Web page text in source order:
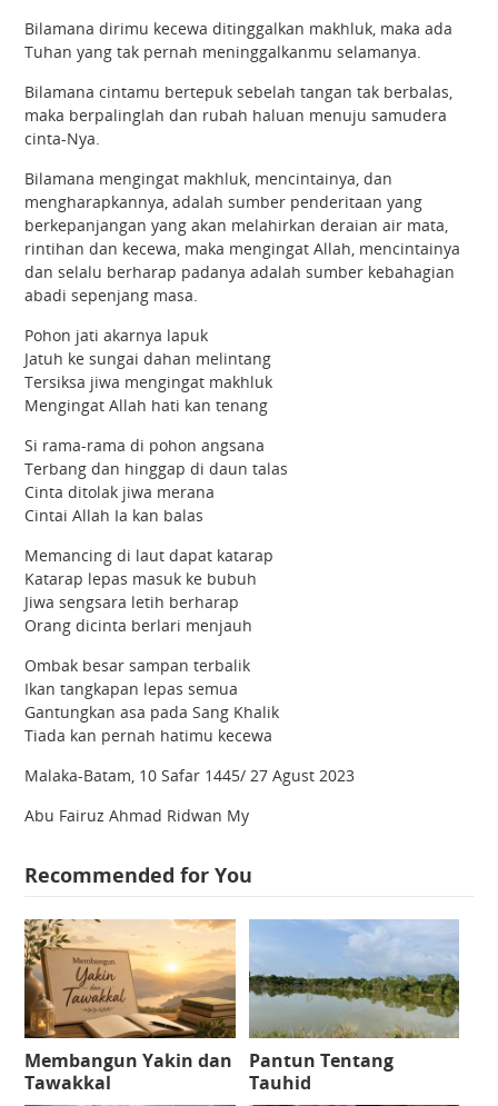
Bilamana dirimu kecewa ditinggalkan makhluk, maka ada
Tuhan yang tak pernah meninggalkanmu selamanya.
Bilamana cintamu bertepuk sebelah tangan tak berbalas,
maka berpalinglah dan rubah haluan menuju samudera
cinta-Nya.
Bilamana mengingat makhluk, mencintainya, dan
mengharapkannya, adalah sumber penderitaan yang
berkepanjangan yang akan melahirkan deraian air mata,
rintihan dan kecewa, maka mengingat Allah, mencintainya
dan selalu berharap padanya adalah sumber kebahagian
abadi sepenjang masa.
Pohon jati akarnya lapuk
Jatuh ke sungai dahan melintang
Tersiksa jiwa mengingat makhluk
Mengingat Allah hati kan tenang
Si rama-rama di pohon angsana
Terbang dan hinggap di daun talas
Cinta ditolak jiwa merana
Cintai Allah Ia kan balas
Memancing di laut dapat katarap
Katarap lepas masuk ke bubuh
Jiwa sengsara letih berharap
Orang dicinta berlari menjauh
Ombak besar sampan terbalik
Ikan tangkapan lepas semua
Gantungkan asa pada Sang Khalik
Tiada kan pernah hatimu kecewa
Malaka-Batam, 10 Safar 1445/ 27 Agust 2023
Abu Fairuz Ahmad Ridwan My
Recommended for You
Membangun Yakin dan
Tawakkal
Pantun Tentang
Tauhid